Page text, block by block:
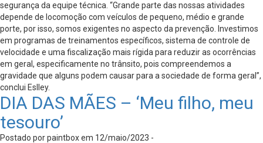
segurança da equipe técnica. “Grande parte das nossas atividades
depende de locomoção com veículos de pequeno, médio e grande
porte, por isso, somos exigentes no aspecto da prevenção. Investimos
em programas de treinamentos específicos, sistema de controle de
velocidade e uma fiscalização mais rígida para reduzir as ocorrências
em geral, especificamente no trânsito, pois compreendemos a
gravidade que alguns podem causar para a sociedade de forma geral”,
conclui Eslley.
DIA DAS MÃES – ‘Meu filho, meu
tesouro’
Postado por paintbox em 12/maio/2023 -